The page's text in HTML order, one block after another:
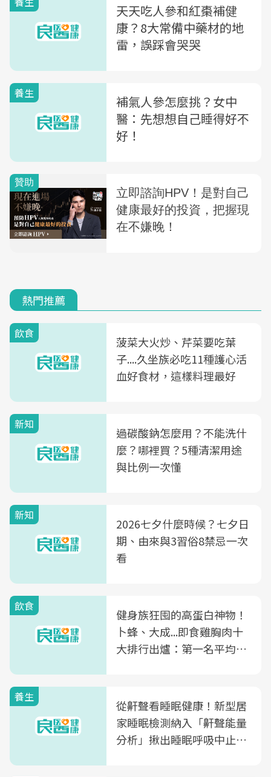
天天吃人參和紅棗補健
康？8大常備中藥材的地
雷，誤踩會哭哭
養生
補氣人參怎麼挑？女中
醫：先想想自己睡得好不
好！
熱門推薦
飲食
菠菜大火炒、芹菜要吃葉
子....久坐族必吃11種護心活
血好食材，這樣料理最好
新知
過碳酸鈉怎麼用？不能洗什
麼？哪裡買？5種清潔用途
與比例一次懂
新知
2026七夕什麼時候？七夕日
期、由來與3習俗8禁忌一次
看
飲食
健身族狂囤的高蛋白神物！
卜蜂、大成...即食雞胸肉十
大排行出爐：第一名平均一
養生
從鼾聲看睡眠健康！新型居
家睡眠檢測納入「鼾聲能量
分析」揪出睡眠呼吸中止症